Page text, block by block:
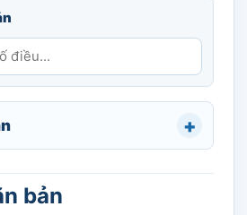
bản